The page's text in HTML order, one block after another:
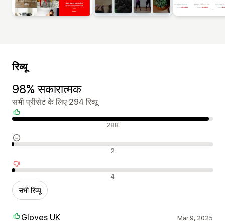
रिव्यू
98% सकारात्मक
सभी प्रीसेट के लिए 294 रिव्यू
सकारात्मक रिव्यू 288
न्यूट्रल रिव्यू 2
नकारात्मक रिव्यू 4
सभी रिव्यू
Gloves UK Mar 9, 2025